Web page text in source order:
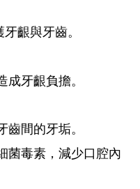
齦與牙齒。
牙齦負擔。
間的牙垢。
菌毒素，減少口腔內